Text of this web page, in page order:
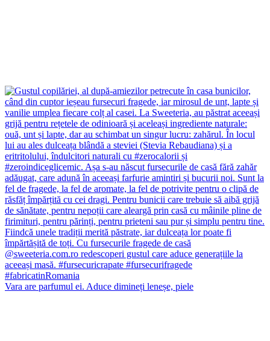
Vara are parfumul ei. Aduce dimineți leneșe, piele